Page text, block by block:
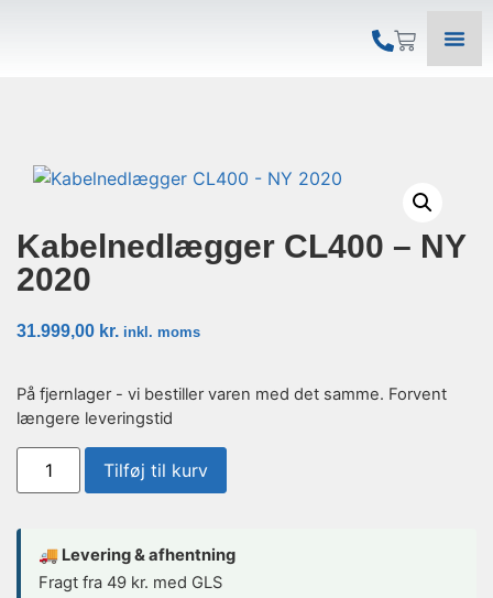
Kabelnedlægger CL400 – NY
2020
31.999,00 kr. inkl. moms
På fjernlager - vi bestiller varen med det samme. Forvent
længere leveringstid
Tilføj til kurv
🚚 Levering & afhentning
Fragt fra 49 kr. med GLS